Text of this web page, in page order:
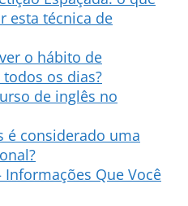
esta técnica de
o hábito de
os dias?
de inglês no
é considerado uma
Informações Que Você